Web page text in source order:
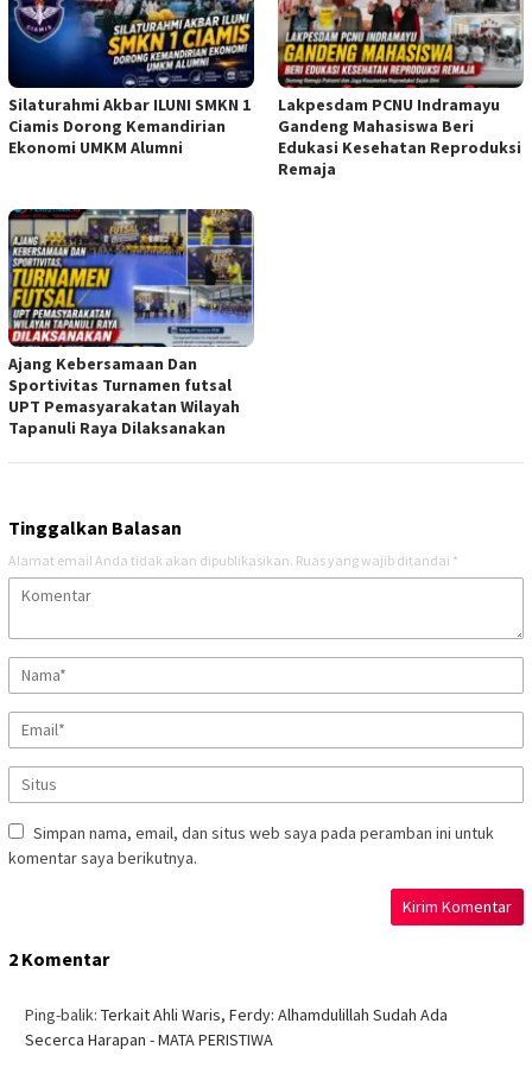
Silaturahmi Akbar ILUNI SMKN 1
Ciamis Dorong Kemandirian
Ekonomi UMKM Alumni
Lakpesdam PCNU Indramayu
Gandeng Mahasiswa Beri
Edukasi Kesehatan Reproduksi
Remaja
Ajang Kebersamaan Dan
Sportivitas Turnamen futsal
UPT Pemasyarakatan Wilayah
Tapanuli Raya Dilaksanakan
Tinggalkan Balasan
Alamat email Anda tidak akan dipublikasikan. Ruas yang wajib ditandai *
Simpan nama, email, dan situs web saya pada peramban ini untuk
komentar saya berikutnya.
2 Komentar
Ping-balik: Terkait Ahli Waris, Ferdy: Alhamdulillah Sudah Ada
Secerca Harapan - MATA PERISTIWA